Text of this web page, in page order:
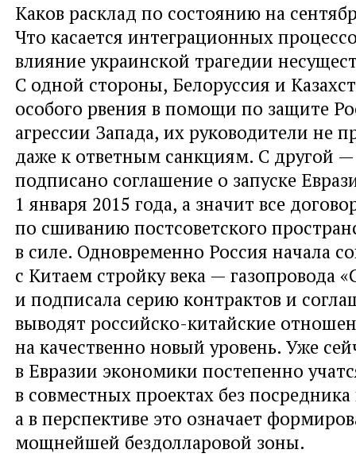
Каков расклад по состоянию на
Что касается интеграционных
влияние украинской трагедии
С одной стороны, Белоруссия и
особого рвения в помощи по защите
агрессии Запада, их руководители не
даже к ответным санкциям. С другой
подписано соглашение о запуске
1 января 2015 года, а значит все
по сшиванию постсоветского
в силе. Одновременно Россия начала
с Китаем стройку века — газопровода «
и подписала серию контрактов и
выводят российско-китайские
на качественно новый уровень. Уже
в Евразии экономики постепенно
в совместных проектах без
а в перспективе это означает
мощнейшей бездолларовой зоны.